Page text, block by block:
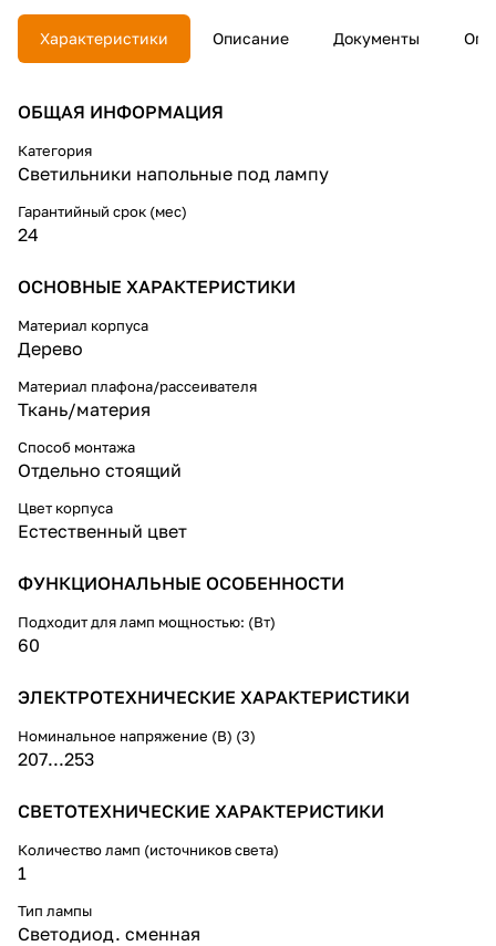
любой интерьер, добавляя ему
тепла и комфорта.
с цоколем лампы, что
окисления.
длиной 2м, что обеспечивает
свободу перемещения, а
можете подбирать цветовую
температуру и яркость в вашем
Характеристики Описание Документы
ОБЩАЯ ИНФОРМАЦИЯ
Категория
Светильники напольные под лампу
Гарантийный срок (мес)
24
ОСНОВНЫЕ ХАРАКТЕРИСТИКИ
Материал корпуса
Дерево
Материал плафона/рассеивателя
Ткань/материя
Способ монтажа
Отдельно стоящий
Цвет корпуса
Естественный цвет
ФУНКЦИОНАЛЬНЫЕ ОСОБЕННОСТИ
Подходит для ламп мощностью: (Вт)
60
ЭЛЕКТРОТЕХНИЧЕСКИЕ ХАРАКТЕРИСТИКИ
Номинальное напряжение (В) (3)
207...253
СВЕТОТЕХНИЧЕСКИЕ ХАРАКТЕРИСТИКИ
Количество ламп (источников света)
1
Тип лампы
Светодиод. сменная